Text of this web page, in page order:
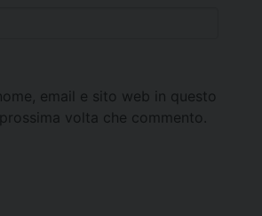
email e sito web in questo
volta che commento.